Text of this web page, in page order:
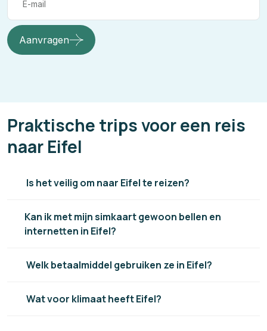
Aanvragen
Praktische trips voor een reis
naar Eifel
Is het veilig om naar Eifel te reizen?
Kan ik met mijn simkaart gewoon bellen en
internetten in Eifel?
Welk betaalmiddel gebruiken ze in Eifel?
Wat voor klimaat heeft Eifel?